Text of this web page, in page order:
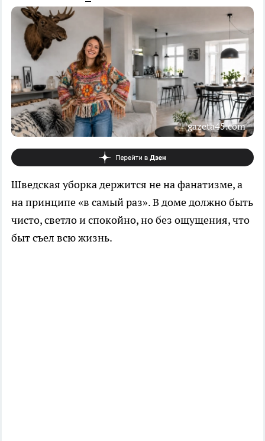
gazeta45.com
Шведская уборка держится не на фанатизме, а
на принципе «в самый раз». В доме должно быть
чисто, светло и спокойно, но без ощущения, что
быт съел всю жизнь.